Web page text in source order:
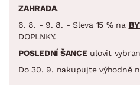
ZAHRADA.
6. 8. - 9. 8. - Sleva 15 % na
DOPLNKY.
POSLEDNÍ ŠANCEulovit
Do 30. 9. nakupujte výhodně